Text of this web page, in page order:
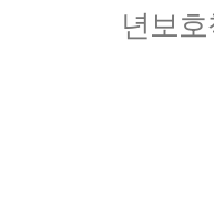
년보